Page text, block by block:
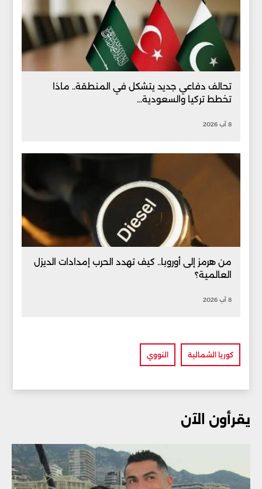
تحالف دفاعي جديد يتشكل في المنطقة.. ماذا
تخطط تركيا والسعودية...
8 آب 2026
من هرمز إلى أوروبا.. كيف تهدد الحرب إمدادات الديزل
العالمية؟
8 آب 2026
كوريا الشمالية النووي
يقرأون الآن